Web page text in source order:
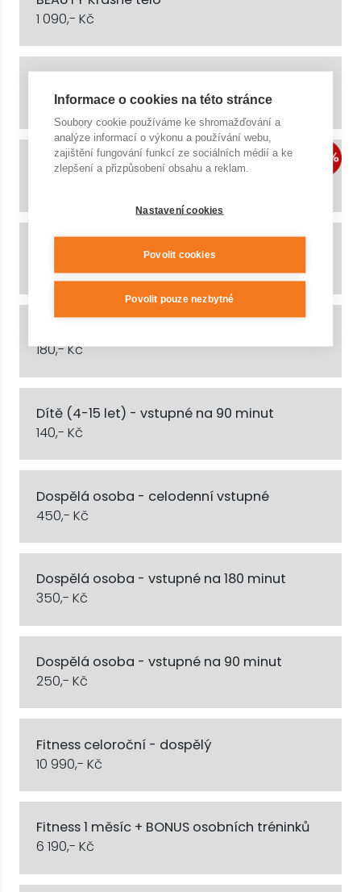
1 090,- Kč
1 320,- Kč
Čistá mysl
Dítě (4-15 let) - celodenní vstupné
180,- Kč
Dítě (4-15 let) - vstupné na 90 minut
140,- Kč
Dospělá osoba - celodenní vstupné
450,- Kč
Dospělá osoba - vstupné na 180 minut
350,- Kč
Dospělá osoba - vstupné na 90 minut
250,- Kč
Fitness celoroční - dospělý
10 990,- Kč
Fitness 1 měsíc + BONUS osobních tréninků
6 190,- Kč
Informace o cookies na této stránce
Soubory cookie používáme ke shromažďování a
analýze informací o výkonu a používání webu,
zajištění fungování funkcí ze sociálních médií a ke
zlepšení a přizpůsobení obsahu a reklam.
Nastavení cookies
Povolit cookies
Povolit pouze nezbytné